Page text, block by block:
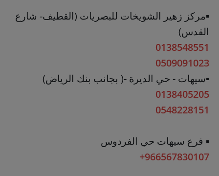
▪️مركز زهير الشويخات للبصريات (القطيف- شارع
القدس)
0138548551
0509091023
▪️سيهات - حي الديرة -( بجانب بنك الرياض)
0138405205
0548228151
▪️ فرع سيهات حي الفردوس
+966567830107